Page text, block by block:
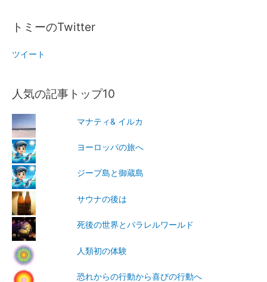
トミーのTwitter
ツイート
人気の記事トップ10
マナティ& イルカ
ヨーロッパの旅へ
ジープ島と御蔵島
サウナの後は
死後の世界とパラレルワールド
人類初の体験
恐れからの行動から喜びの行動へ